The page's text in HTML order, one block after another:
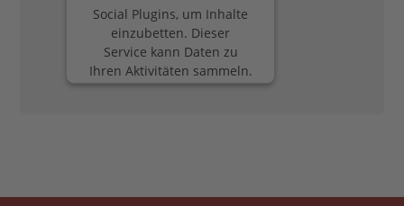
Social Plugins, um Inhalte
einzubetten. Dieser
Service kann Daten zu
Ihren Aktivitäten sammeln.
Bitte lesen Sie die Details
Mehr Informationen